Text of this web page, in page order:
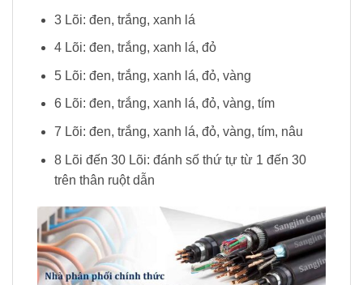
3 Lõi: đen, trắng, xanh lá
4 Lõi: đen, trắng, xanh lá, đỏ
5 Lõi: đen, trắng, xanh lá, đỏ, vàng
6 Lõi: đen, trắng, xanh lá, đỏ, vàng, tím
7 Lõi: đen, trắng, xanh lá, đỏ, vàng, tím, nâu
8 Lõi đến 30 Lõi: đánh số thứ tự từ 1 đến 30
trên thân ruột dẫn